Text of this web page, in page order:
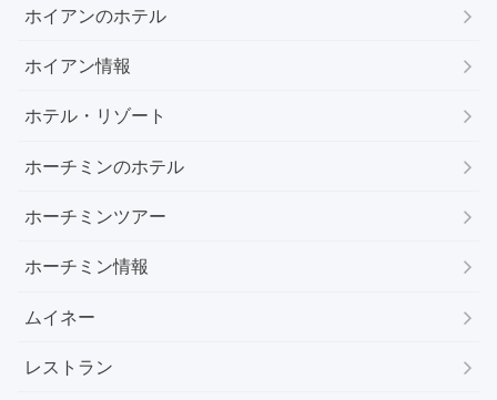
ホイアンのホテル
ホイアン情報
ホテル・リゾート
ホーチミンのホテル
ホーチミンツアー
ホーチミン情報
ムイネー
レストラン